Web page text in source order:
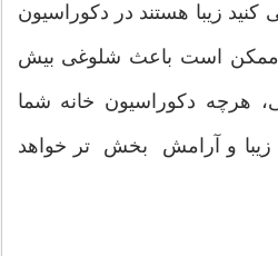
زیبا هستند در دکوراسیون
ممکن است باعث شلوغی بیش
هرچه دکوراسیون خانه شما
زیبا و آرامش بخش تر خواهد